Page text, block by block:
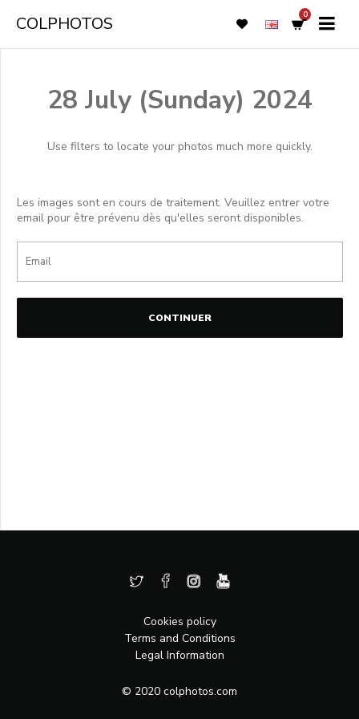
COLPHOTOS 0
28 July (Sunday) 2024
Use filters to locate your photos much more quickly.
Les images sont en cours de traitement. Veuillez entrer votre
email pour être prévenu dès qu'elles seront disponibles.
CONTINUER
Cookies policy
Terms and Conditions
Legal Information
© 2020 colphotos.com